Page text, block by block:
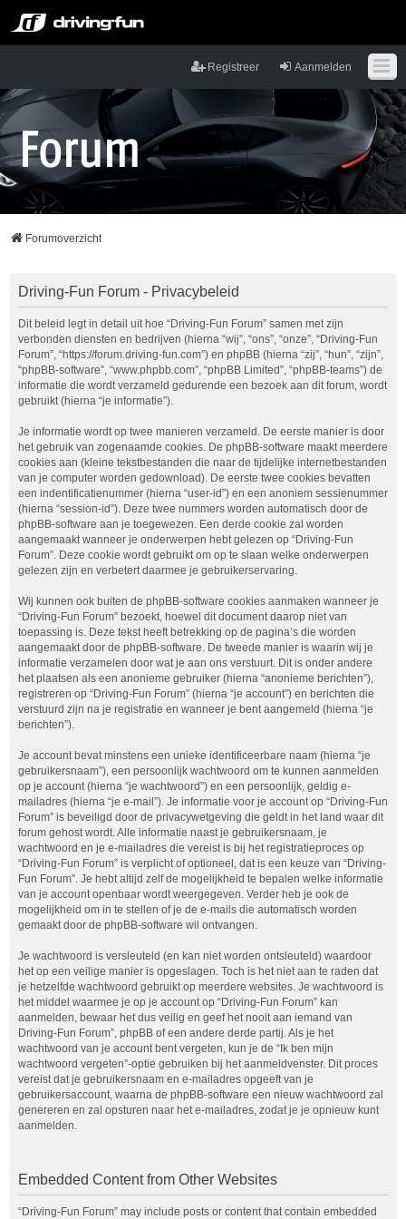
Aanmelden
Registreer
Forumoverzicht
Driving-Fun Forum - Privacybeleid
Dit beleid legt in detail uit hoe “Driving-Fun Forum” samen met zijn
verbonden diensten en bedrijven (hierna “wij”, “ons”, “onze”, “Driving-Fun
Forum”, “https://forum.driving-fun.com”) en phpBB (hierna “zij”, “hun”, “zijn”,
“phpBB-software”, “www.phpbb.com”, “phpBB Limited”, “phpBB-teams”) de
informatie die wordt verzameld gedurende een bezoek aan dit forum, wordt
gebruikt (hierna “je informatie”).
Je informatie wordt op twee manieren verzameld. De eerste manier is door
het gebruik van zogenaamde cookies. De phpBB-software maakt meerdere
cookies aan (kleine tekstbestanden die naar de tijdelijke internetbestanden
van je computer worden gedownload). De eerste twee cookies bevatten
een indentificatienummer (hierna “user-id”) en een anoniem sessienummer
(hierna “session-id”). Deze twee nummers worden automatisch door de
phpBB-software aan je toegewezen. Een derde cookie zal worden
aangemaakt wanneer je onderwerpen hebt gelezen op “Driving-Fun
Forum”. Deze cookie wordt gebruikt om op te slaan welke onderwerpen
gelezen zijn en verbetert daarmee je gebruikerservaring.
Wij kunnen ook buiten de phpBB-software cookies aanmaken wanneer je
“Driving-Fun Forum” bezoekt, hoewel dit document daarop niet van
toepassing is. Deze tekst heeft betrekking op de pagina’s die worden
aangemaakt door de phpBB-software. De tweede manier is waarin wij je
informatie verzamelen door wat je aan ons verstuurt. Dit is onder andere
het plaatsen als een anonieme gebruiker (hierna “anonieme berichten”),
registreren op “Driving-Fun Forum” (hierna “je account”) en berichten die
verstuurd zijn na je registratie en wanneer je bent aangemeld (hierna “je
berichten”).
Je account bevat minstens een unieke identificeerbare naam (hierna “je
gebruikersnaam”), een persoonlijk wachtwoord om te kunnen aanmelden
op je account (hierna “je wachtwoord”) en een persoonlijk, geldig e-
mailadres (hierna “je e-mail”). Je informatie voor je account op “Driving-Fun
Forum” is beveiligd door de privacywetgeving die geldt in het land waar dit
forum gehost wordt. Alle informatie naast je gebruikersnaam, je
wachtwoord en je e-mailadres die vereist is bij het registratieproces op
“Driving-Fun Forum” is verplicht of optioneel, dat is een keuze van “Driving-
Fun Forum”. Je hebt altijd zelf de mogelijkheid te bepalen welke informatie
van je account openbaar wordt weergegeven. Verder heb je ook de
mogelijkheid om in te stellen of je de e-mails die automatisch worden
gemaakt door de phpBB-software wil ontvangen.
Je wachtwoord is versleuteld (en kan niet worden ontsleuteld) waardoor
het op een veilige manier is opgeslagen. Toch is het niet aan te raden dat
je hetzelfde wachtwoord gebruikt op meerdere websites. Je wachtwoord is
het middel waarmee je op je account op “Driving-Fun Forum” kan
aanmelden, bewaar het dus veilig en geef het nooit aan iemand van
Driving-Fun Forum”, phpBB of een andere derde partij. Als je het
wachtwoord van je account bent vergeten, kun je de “Ik ben mijn
wachtwoord vergeten”-optie gebruiken bij het aanmeldvenster. Dit proces
vereist dat je gebruikersnaam en e-mailadres opgeeft van je
gebruikersaccount, waarna de phpBB-software een nieuw wachtwoord zal
genereren en zal opsturen naar het e-mailadres, zodat je je opnieuw kunt
aanmelden.
Embedded Content from Other Websites
“Driving-Fun Forum” may include posts or content that contain embedded